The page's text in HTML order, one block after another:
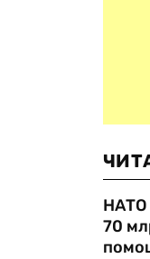
НАТО
70